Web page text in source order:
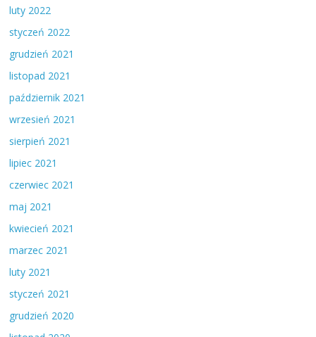
luty 2022
styczeń 2022
grudzień 2021
listopad 2021
październik 2021
wrzesień 2021
sierpień 2021
lipiec 2021
czerwiec 2021
maj 2021
kwiecień 2021
marzec 2021
luty 2021
styczeń 2021
grudzień 2020